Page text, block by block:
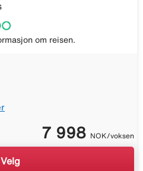
om reisen.
7 998 NOK/voksen
Velg